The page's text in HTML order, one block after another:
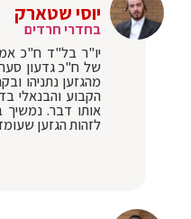
יוסי שטארק
בחדרי חרדים
יו"ר בל"ד ח"כ
של ח"כ גדעון
מהגזען נתניהו
הקבוע והבנאלי
אותו דבר. נמשיך
לזהות הגזען